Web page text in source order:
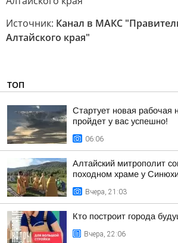
Источник: Канал в МАКС
Алтайского края"
ТОП
Стартует новая рабочая
пройдет у вас успешно!
06:06
Алтайский митрополит
походном храме у
Вчера, 21:03
Кто построит города
Вчера, 22:06